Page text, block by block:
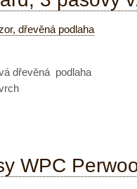
dřevěná podlaha
WPC